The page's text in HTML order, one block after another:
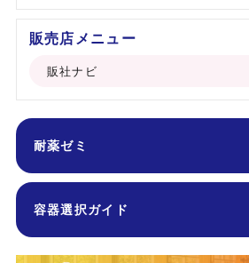
販売店メニュー
販社ナビ
耐薬ゼミ
容器選択ガイド